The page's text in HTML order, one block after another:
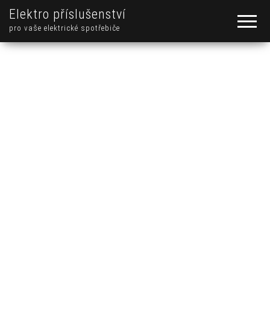
Elektro příslušenství
pro vaše elektrické spotřebiče